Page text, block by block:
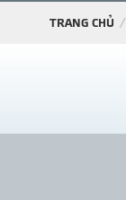
TRANG CHỦ